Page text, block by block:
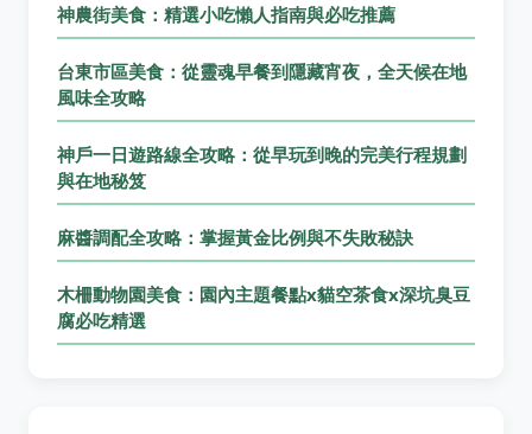
神農街美食：精選小吃懶人指南與必吃推薦
台東市區美食：從靈魂早餐到隱藏宵夜，全天候在地
風味全攻略
神戶一日遊路線全攻略：從早玩到晚的完美行程規劃
與在地秘笈
麻醬調配全攻略：掌握黃金比例與不失敗秘訣
木柵動物園美食：園內主題餐點x貓空茶食x深坑臭豆
腐必吃精選